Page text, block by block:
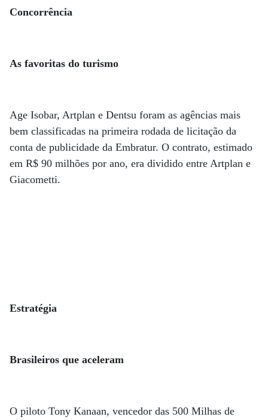
Concorrência
As favoritas do turismo
Age Isobar, Artplan e Dentsu foram as agências mais
bem classificadas na primeira rodada de licitação da
conta de publicidade da Embratur. O contrato, estimado
em R$ 90 milhões por ano, era dividido entre Artplan e
Giacometti.
Estratégia
Brasileiros que aceleram
O piloto Tony Kanaan, vencedor das 500 Milhas de